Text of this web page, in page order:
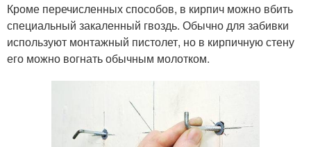
Кроме перечисленных способов, в кирпич можно вбить
специальный закаленный гвоздь. Обычно для забивки
используют монтажный пистолет, но в кирпичную стену
его можно вогнать обычным молотком.